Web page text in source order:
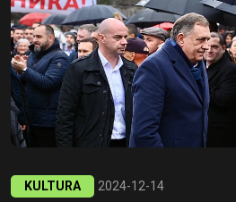
KULTURA 2024-12-14